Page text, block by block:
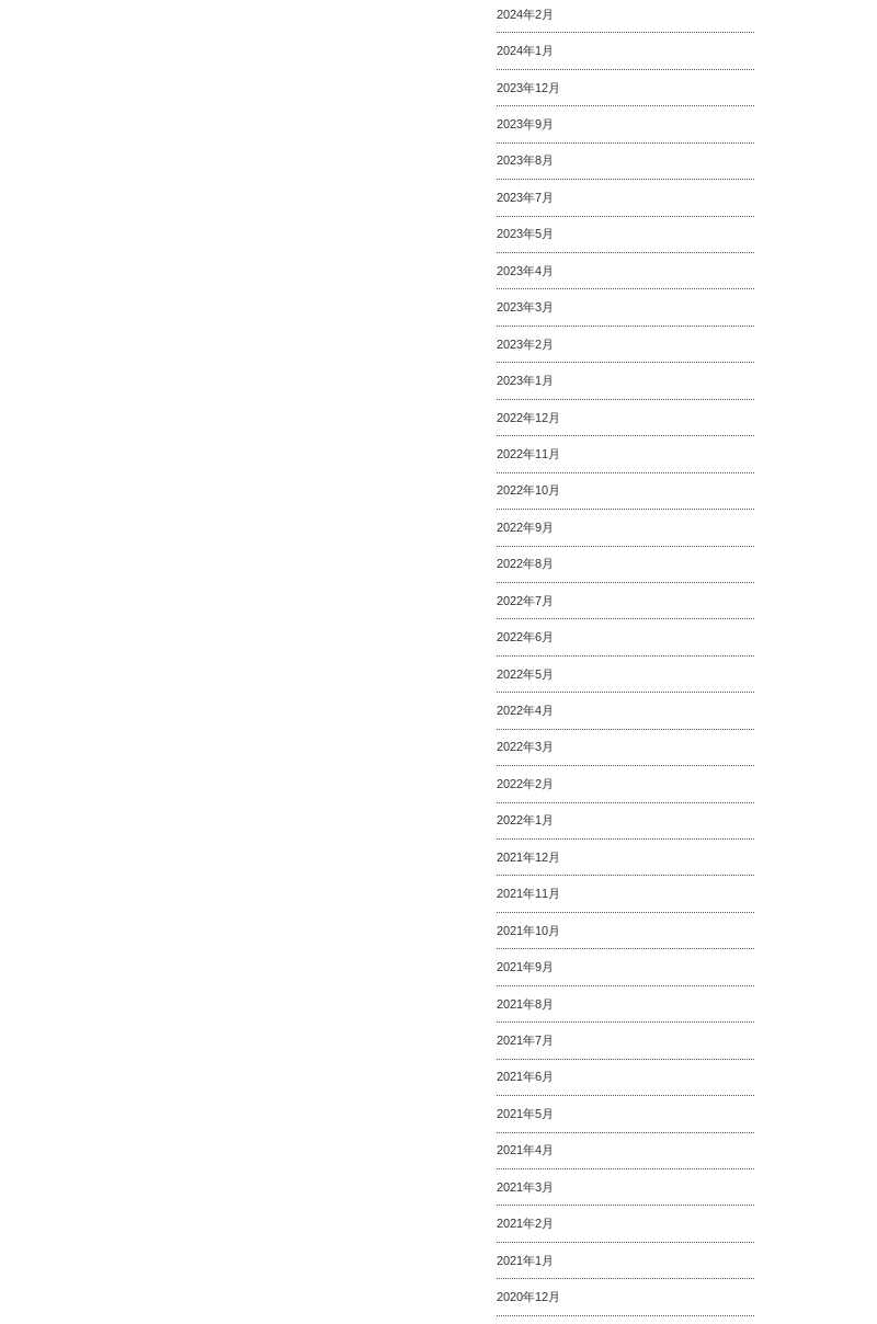
2024年2月
2024年1月
2023年12月
2023年9月
2023年8月
2023年7月
2023年5月
2023年4月
2023年3月
2023年2月
2023年1月
2022年12月
2022年11月
2022年10月
2022年9月
2022年8月
2022年7月
2022年6月
2022年5月
2022年4月
2022年3月
2022年2月
2022年1月
2021年12月
2021年11月
2021年10月
2021年9月
2021年8月
2021年7月
2021年6月
2021年5月
2021年4月
2021年3月
2021年2月
2021年1月
2020年12月